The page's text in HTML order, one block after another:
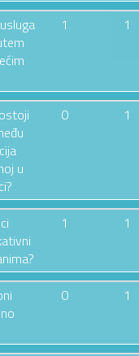
1 1
u
0 1
1 1
0 1